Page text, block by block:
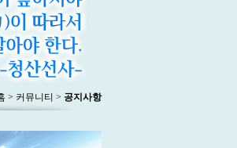
> 커뮤니티 > 공지사항